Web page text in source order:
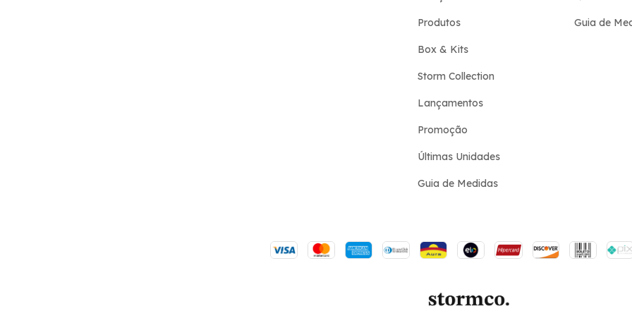
Produtos
Box & Kits
Storm Collection
Lançamentos
Promoção
Últimas Unidades
Guia de Medidas
Guia de